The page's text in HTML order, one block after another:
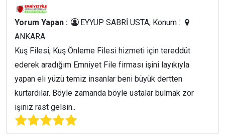
Yorum Yapan :
EYYUP SABRİ USTA, Konum :
ANKARA
Kuş Filesi, Kuş Önleme Filesi hizmeti için tereddüt
ederek aradığım Emniyet File firması işini layıkıyla
yapan eli yüzü temiz insanlar beni büyük dertten
kurtardılar. Böyle zamanda böyle ustalar bulmak zor
işiniz rast gelsin..